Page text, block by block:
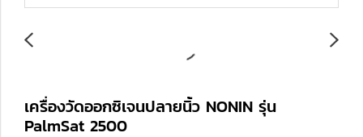
เครื่องวัดออกซิเจนปลายนิ้ว NONIN รุ่น
PalmSat 2500